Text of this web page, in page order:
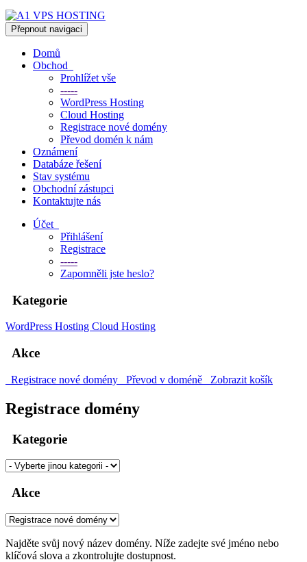
Přepnout navigaci
Domů
Obchod
Prohlížet vše
-----
WordPress Hosting
Cloud Hosting
Registrace nové domény
Převod domén k nám
Oznámení
Databáze řešení
Stav systému
Obchodní zástupci
Kontaktujte nás
Účet
Přihlášení
Registrace
-----
Zapomněli jste heslo?
Kategorie
WordPress Hosting Cloud Hosting
Akce
Registrace nové domény Převod v doméně Zobrazit košík
Registrace domény
Kategorie
Akce
Najděte svůj nový název domény. Níže zadejte své jméno nebo
klíčová slova a zkontrolujte dostupnost.